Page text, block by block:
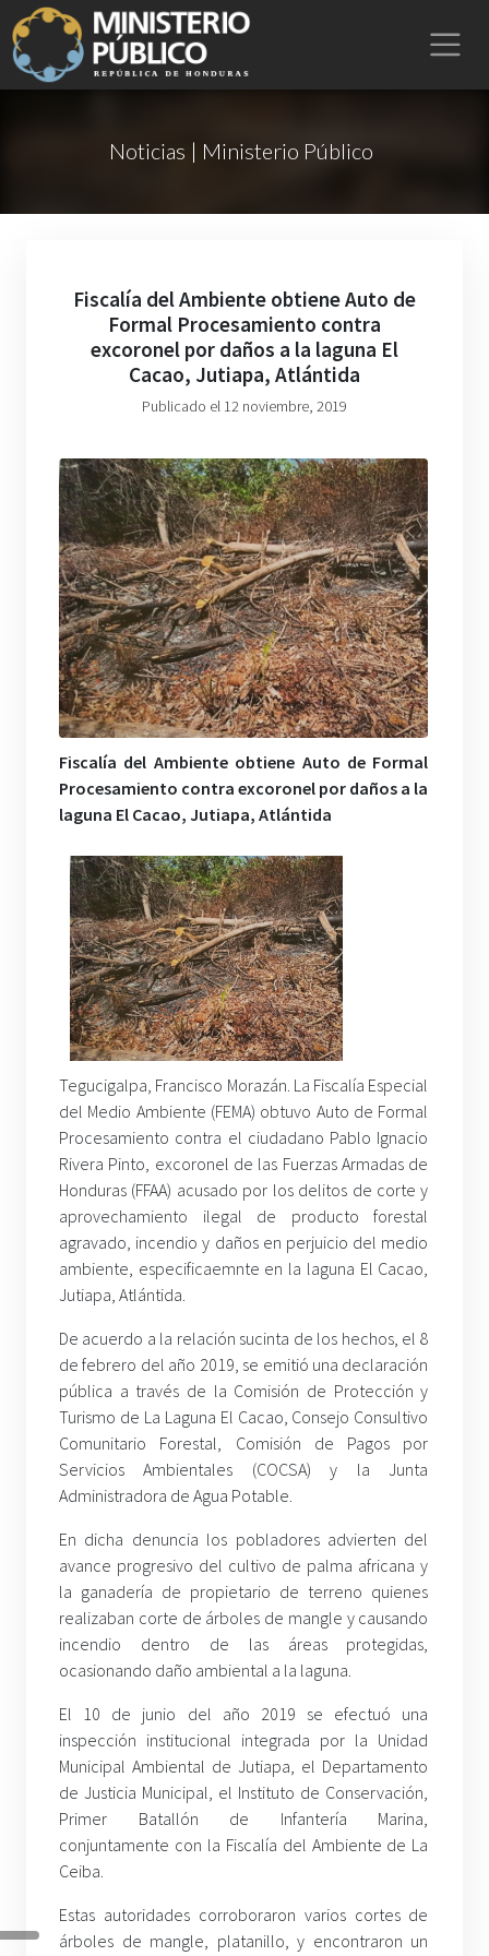
Noticias | Ministerio Público
Fiscalía del Ambiente obtiene Auto de
Formal Procesamiento contra
excoronel por daños a la laguna El
Cacao, Jutiapa, Atlántida
Publicado el 12 noviembre, 2019
Fiscalía del Ambiente obtiene Auto de Formal
Procesamiento contra excoronel por daños a la
laguna El Cacao, Jutiapa, Atlántida
Tegucigalpa, Francisco Morazán. La Fiscalía Especial
del Medio Ambiente (FEMA) obtuvo Auto de Formal
Procesamiento contra el ciudadano Pablo Ignacio
Rivera Pinto, excoronel de las Fuerzas Armadas de
Honduras (FFAA) acusado por los delitos de corte y
aprovechamiento ilegal de producto forestal
agravado, incendio y daños en perjuicio del medio
ambiente, especificaemnte en la laguna El Cacao,
Jutiapa, Atlántida.
De acuerdo a la relación sucinta de los hechos, el 8
de febrero del año 2019, se emitió una declaración
pública a través de la Comisión de Protección y
Turismo de La Laguna El Cacao, Consejo Consultivo
Comunitario Forestal, Comisión de Pagos por
Servicios Ambientales (COCSA) y la Junta
Administradora de Agua Potable.
En dicha denuncia los pobladores advierten del
avance progresivo del cultivo de palma africana y
la ganadería de propietario de terreno quienes
realizaban corte de árboles de mangle y causando
incendio dentro de las áreas protegidas,
ocasionando daño ambiental a la laguna.
El 10 de junio del año 2019 se efectuó una
inspección institucional integrada por la Unidad
Municipal Ambiental de Jutiapa, el Departamento
de Justicia Municipal, el Instituto de Conservación,
Primer Batallón de Infantería Marina,
conjuntamente con la Fiscalía del Ambiente de La
Ceiba.
Estas autoridades corroboraron varios cortes de
árboles de mangle, platanillo, y encontraron un